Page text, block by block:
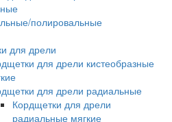
полировальные
для дрели
для дрели кистеобразные
для дрели радиальные
Кордщетки для дрели
радиальные мягкие